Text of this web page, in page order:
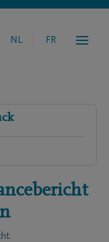
NL FR